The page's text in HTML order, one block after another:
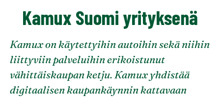
Kamux Suomi yrityksenä
Kamux on käytettyihin autoihin sekä niihin
liittyviin palveluihin erikoistunut
vähittäiskaupan ketju. Kamux yhdistää
digitaalisen kaupankäynnin kattavaan